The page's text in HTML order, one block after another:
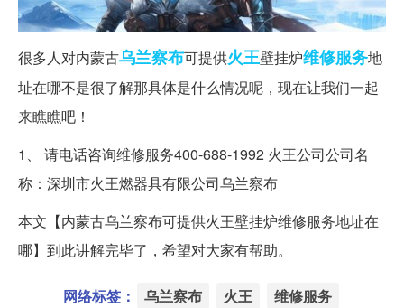
很多人对内蒙古乌兰察布可提供火王壁挂炉维修服务地
址在哪不是很了解那具体是什么情况呢，现在让我们一起
来瞧瞧吧！
1、 请电话咨询维修服务400-688-1992 火王公司公司名
称：深圳市火王燃器具有限公司乌兰察布
本文【内蒙古乌兰察布可提供火王壁挂炉维修服务地址在
哪】到此讲解完毕了，希望对大家有帮助。
网络标签： 乌兰察布 火王 维修服务